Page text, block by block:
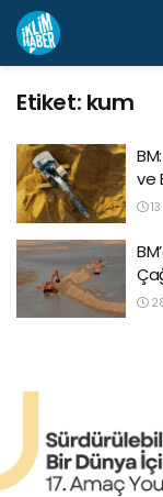
Etiket: kum
ve